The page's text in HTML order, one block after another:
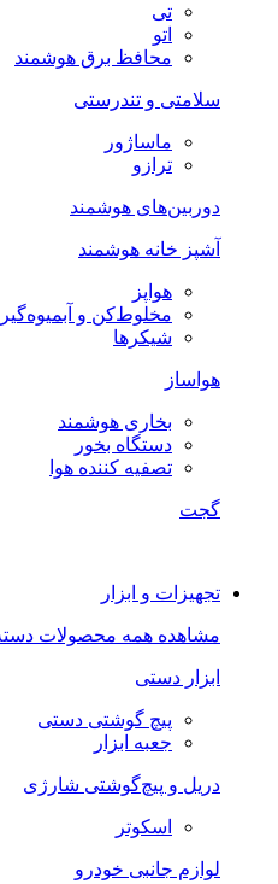
تی
اتو
محافظ برق هوشمند
سلامتی و تندرستی
ماساژور
ترازو
دوربین‌های هوشمند
آشپز خانه هوشمند
هواپز
مخلوط‌کن و
شیکرها
هواساز
بخاری هوشمند
دستگاه بخور
تصفیه کننده هوا
گجت
تجهیزات و ابزار
مشاهده همه محصولات دسته
ابزار دستی
پیچ گوشتی دستی
جعبه ابزار
دریل و پیچ‌گوشتی شارژی
اسکوتر
لوازم جانبی خودرو